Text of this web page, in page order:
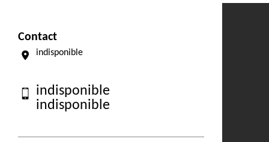
Contact
indisponible
indisponible
indisponible